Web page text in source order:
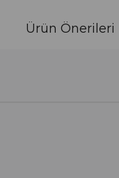
Ürün Önerileri